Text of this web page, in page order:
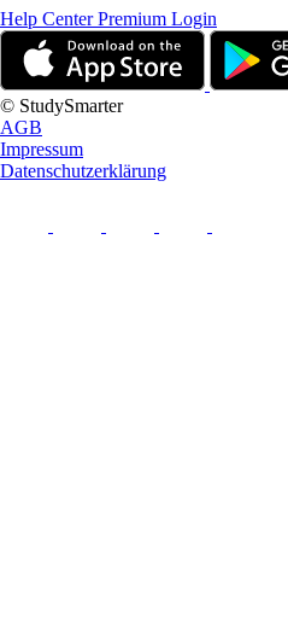
Help CenterPremium Login
© StudySmarter
AGB
Impressum
Datenschutzerklärung